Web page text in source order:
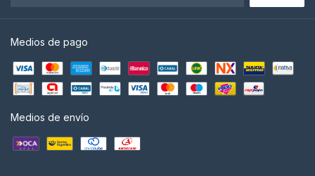
Medios de pago
Medios de envío